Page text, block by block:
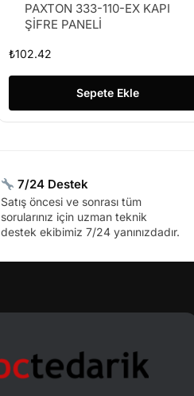
PAXTON 333-110-EX KAPI
ŞİFRE PANELİ
₺102.42
Sepete Ekle
7/24 Destek
Satış öncesi ve sonrası tüm
sorularınız için uzman teknik
destek ekibimiz 7/24 yanınızdadır.